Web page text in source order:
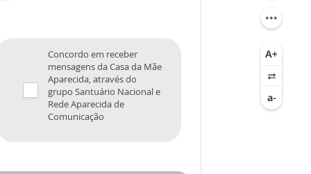
Concordo em receber
mensagens da Casa da Mãe
Aparecida, através do
grupo Santuário Nacional e
Rede Aparecida de
Comunicação